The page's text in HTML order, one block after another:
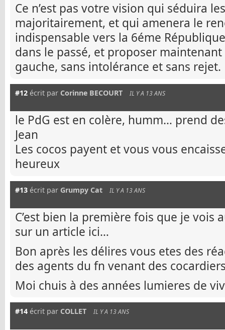
Ce n’est pas votre vision qui séduira
majoritairement, et qui amenera le
indispensable vers la 6éme
dans le passé, et proposer
gauche, sans intolérance et sans rejet.
#12 écrit par Corinne BECOURT IL Y A 13 ANS
le PdG est en colère, humm… prend
Jean
Les cocos payent et vous vous
heureux
#13 écrit par Grumpy Cat IL Y A 13 ANS
C’est bien la première fois que je vois
sur un article ici…
Bon après les délires vous etes des
des agents du fn venant des
Moi chuis à des années lumieres de
#14 écrit par COLLET IL Y A 13 ANS